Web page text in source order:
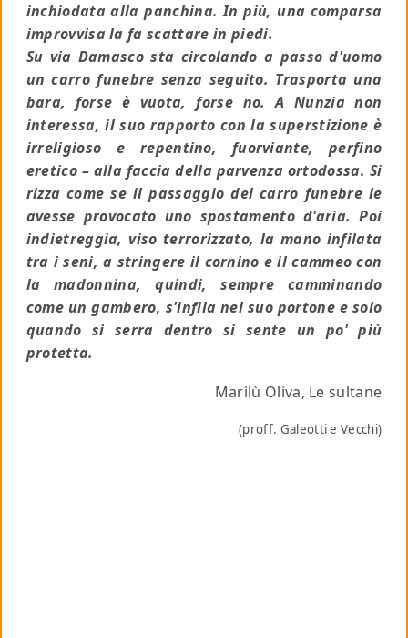
inchiodata alla panchina. In più, una comparsa
improvvisa la fa scattare in piedi.
Su via Damasco sta circolando a passo d'uomo
un carro funebre senza seguito. Trasporta una
bara, forse è vuota, forse no. A Nunzia non
interessa, il suo rapporto con la superstizione è
irreligioso e repentino, fuorviante, perfino
eretico – alla faccia della parvenza ortodossa. Si
rizza come se il passaggio del carro funebre le
avesse provocato uno spostamento d'aria. Poi
indietreggia, viso terrorizzato, la mano infilata
tra i seni, a stringere il cornino e il cammeo con
la madonnina, quindi, sempre camminando
come un gambero, s'infila nel suo portone e solo
quando si serra dentro si sente un po' più
protetta.
Marilù Oliva, Le sultane
(proff. Galeotti e Vecchi)